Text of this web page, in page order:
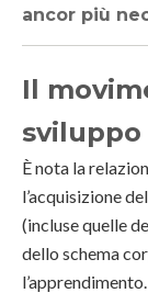
ancor più
Il
sviluppo
È nota la
l’acquisizione
(incluse quelle
dello schema
l’apprendimento.